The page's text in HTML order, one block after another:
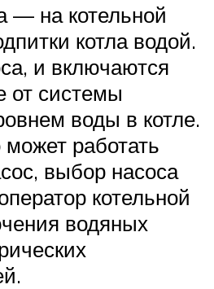
— на котельной
котла водой.
и включаются
от системы
воды в котле.
работать
выбор насоса
котельной
водяных